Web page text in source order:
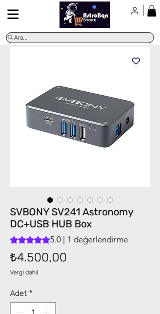
Ara...
SVBONY SV241 Astronomy
DC+USB HUB Box
1 değerlendirmeye göre beş yıldız
5.0 | 1 değerlendirme
₺4.500,00
Vergi dahil
Adet *